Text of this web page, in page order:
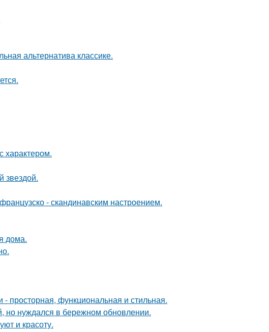
альтернатива классике.
характером.
звездой.
- скандинавским настроением.
дома.
просторная, функциональная и стильная.
но нуждался в бережном обновлении.
и красоту.